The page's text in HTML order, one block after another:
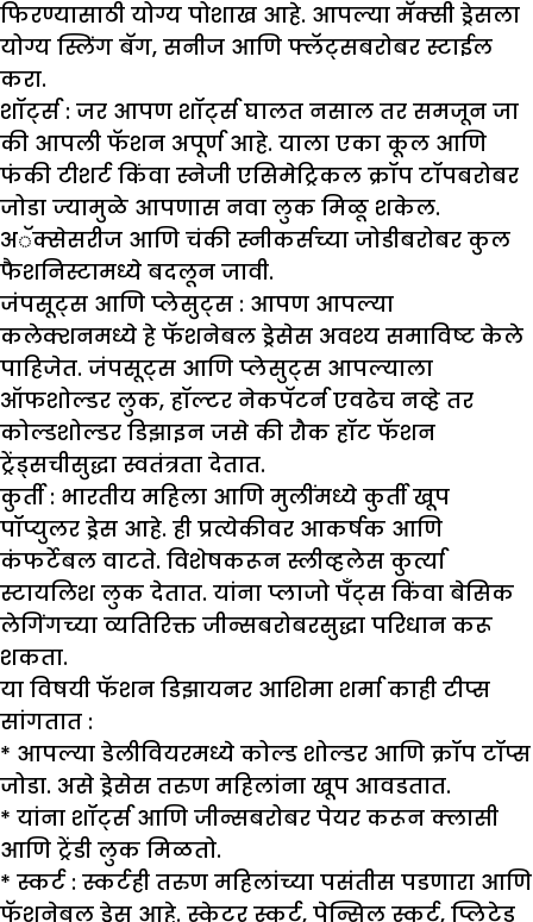
फिरण्यासाठी योग्य पोशाख आहे. आपल्या मॅक्सी ड्रेसला
योग्य स्लिंग बॅग, सनीज आणि फ्लॅट्सबरोबर स्टाईल
करा.
शॉर्ट्स : जर आपण शॉर्ट्स घालत नसाल तर समजून जा
की आपली फॅशन अपूर्ण आहे. याला एका कूल आणि
फंकी टीशर्ट किंवा स्नेजी एसिमेट्रिकल क्रॉप टॉपबरोबर
जोडा ज्यामुळे आपणास नवा लुक मिळू शकेल.
अॅक्सेसरीज आणि चंकी स्नीकर्सच्या जोडीबरोबर कुल
फैशनिस्टामध्ये बदलून जावी.
जंपसूट्स आणि प्लेसुट्स : आपण आपल्या
कलेक्शनमध्ये हे फॅशनेबल ड्रेसेस अवश्य समाविष्ट केले
पाहिजेत. जंपसूट्स आणि प्लेसुट्स आपल्याला
ऑफशोल्डर लुक, हॉल्टर नेकपॅटर्न एवढेच नव्हे तर
कोल्डशोल्डर डिझाइन जसे की रौक हॉट फॅशन
ट्रेंड्सचीसुद्धा स्वतंत्रता देतात.
कुर्ती : भारतीय महिला आणि मुलींमध्ये कुर्ती खूप
पॉप्युलर ड्रेस आहे. ही प्रत्येकीवर आकर्षक आणि
कंफर्टेबल वाटते. विशेषकरून स्लीव्हलेस कुर्त्या
स्टायलिश लुक देतात. यांना प्लाजो पँट्स किंवा बेसिक
लेगिंगच्या व्यतिरिक्त जीन्सबरोबरसुद्धा परिधान करू
शकता.
या विषयी फॅशन डिझायनर आशिमा शर्मा काही टीप्स
सांगतात :
* आपल्या डेलीवियरमध्ये कोल्ड शोल्डर आणि क्रॉप टॉप्स
जोडा. असे ड्रेसेस तरुण महिलांना खूप आवडतात.
* यांना शॉर्ट्स आणि जीन्सबरोबर पेयर करून क्लासी
आणि ट्रेंडी लुक मिळतो.
* स्कर्ट : स्कर्टही तरुण महिलांच्या पसंतीस पडणारा आणि
फॅशनेबल ड्रेस आहे. स्केटर स्कर्ट, पेन्सिल स्कर्ट, प्लिटेड